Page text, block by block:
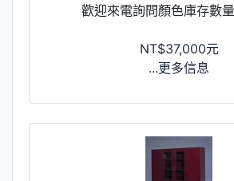
歡迎來電詢問顏色庫存數
NT$37,000元
...更多信息